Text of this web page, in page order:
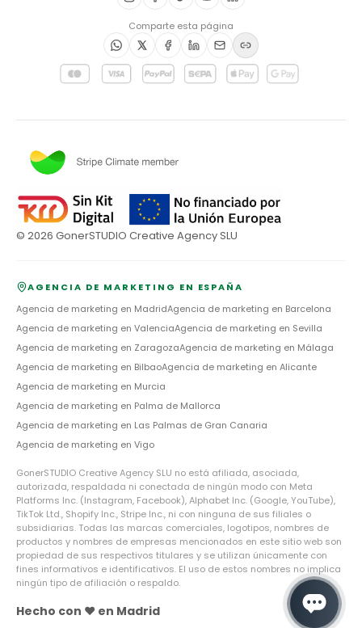
Comparte esta página
© 2026 GonerSTUDIO Creative Agency SLU
AGENCIA DE MARKETING EN ESPAÑA
Agencia de marketing en MadridAgencia de marketing en Barcelona
Agencia de marketing en ValenciaAgencia de marketing en Sevilla
Agencia de marketing en ZaragozaAgencia de marketing en Málaga
Agencia de marketing en BilbaoAgencia de marketing en Alicante
Agencia de marketing en Murcia
Agencia de marketing en Palma de Mallorca
Agencia de marketing en Las Palmas de Gran Canaria
Agencia de marketing en Vigo
GonerSTUDIO Creative Agency SLU no está afiliada, asociada,
autorizada, respaldada ni conectada de ningún modo con Meta
Platforms Inc. (Instagram, Facebook), Alphabet Inc. (Google, YouTube),
TikTok Ltd., Shopify Inc., Stripe Inc., ni con ninguna de sus filiales o
subsidiarias. Todas las marcas comerciales, logotipos, nombres de
productos y nombres de empresas mencionados en este sitio web son
propiedad de sus respectivos titulares y se utilizan únicamente con
fines informativos e identificativos. El uso de estos nombres no implica
ningún tipo de afiliación o respaldo.
Hecho con ❤️ en Madrid